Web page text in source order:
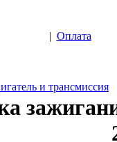
| Оплата
и трансмиссия